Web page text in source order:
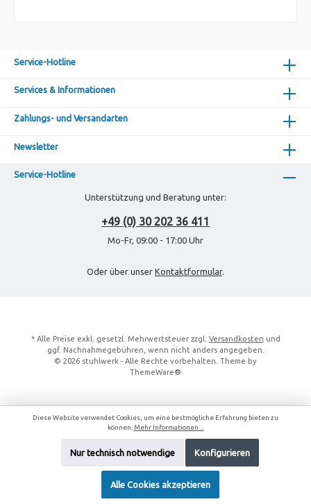
Service-Hotline
Services & Informationen
Zahlungs- und Versandarten
Newsletter
Service-Hotline
Unterstützung und Beratung unter:
+49 (0) 30 202 36 411
Mo-Fr, 09:00 - 17:00 Uhr
Oder über unser Kontaktformular.
* Alle Preise exkl. gesetzl. Mehrwertsteuer zzgl. Versandkosten und
ggf. Nachnahmegebühren, wenn nicht anders angegeben.
© 2026 stuhlwerk - Alle Rechte vorbehalten. Theme by
ThemeWare®
Diese Website verwendet Cookies, um eine bestmögliche Erfahrung bieten zu
können. Mehr Informationen ...
Nur technisch notwendige Konfigurieren
Alle Cookies akzeptieren